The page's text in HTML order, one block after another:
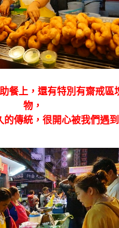
餐上，還有特別有齋戒區
物，
傳統，很開心被我們遇到